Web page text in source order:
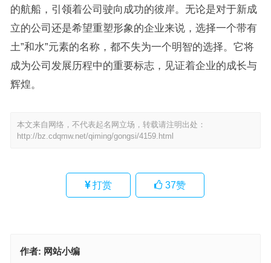
的航船，引领着公司驶向成功的彼岸。无论是对于新成
立的公司还是希望重塑形象的企业来说，选择一个带有
土”和水”元素的名称，都不失为一个明智的选择。它将
成为公司发展历程中的重要标志，见证着企业的成长与
辉煌。
本文来自网络，不代表起名网立场，转载请注明出处：
http://bz.cdqmw.net/qiming/gongsi/4159.html
打赏 37赞
作者: 网站小编